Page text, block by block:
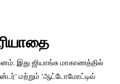
இது ஜியாங்சு மாகாணத்தில்
மற்றும் 'ஆட்டோமோட்டிவ்